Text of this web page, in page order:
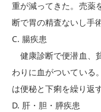
重が減ってきた。売薬
断で胃の精査ないし手
C. 腸疾患
健康診断で便潜血、
わりに血がついている
は便秘と下痢を繰り返
D. 肝・胆・膵疾患